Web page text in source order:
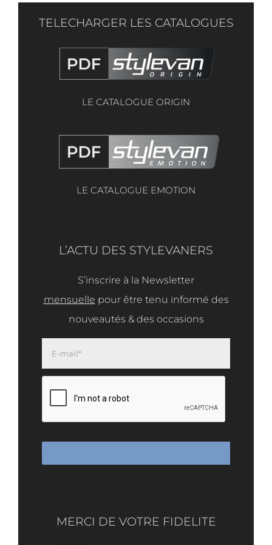
TELECHARGER LES CATALOGUES
LE CATALOGUE ORIGIN
LE CATALOGUE EMOTION
L’ACTU DES STYLEVANERS
S’inscrire à la Newsletter
mensuelle pour être tenu informé des
nouveautés & des occasions
MERCI DE VOTRE FIDELITE